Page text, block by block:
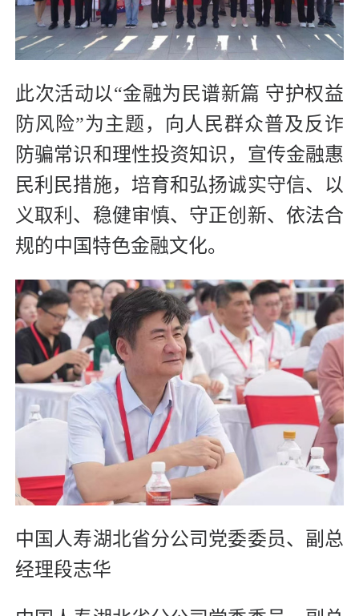
此次活动以“金融为民谱新篇 守护权益
防风险”为主题，向人民群众普及反诈
防骗常识和理性投资知识，宣传金融惠
民利民措施，培育和弘扬诚实守信、以
义取利、稳健审慎、守正创新、依法合
规的中国特色金融文化。
中国人寿湖北省分公司党委委员、副总
经理段志华